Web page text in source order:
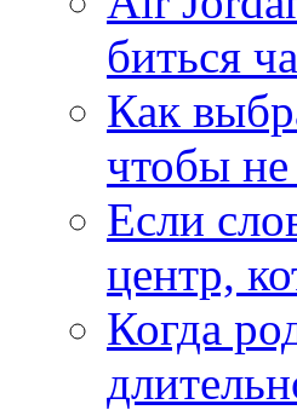
биться
Как
чтобы
Если
центр,
Когда